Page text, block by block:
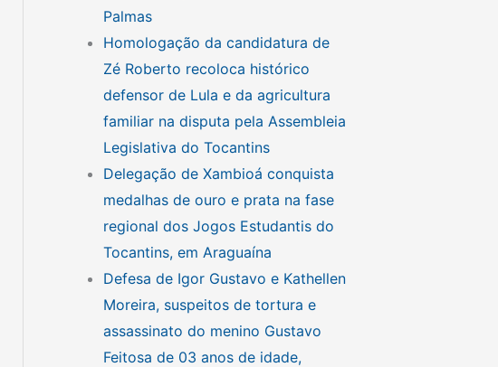
Palmas
Homologação da candidatura de
Zé Roberto recoloca histórico
defensor de Lula e da agricultura
familiar na disputa pela Assembleia
Legislativa do Tocantins
Delegação de Xambioá conquista
medalhas de ouro e prata na fase
regional dos Jogos Estudantis do
Tocantins, em Araguaína
Defesa de Igor Gustavo e Kathellen
Moreira, suspeitos de tortura e
assassinato do menino Gustavo
Feitosa de 03 anos de idade,